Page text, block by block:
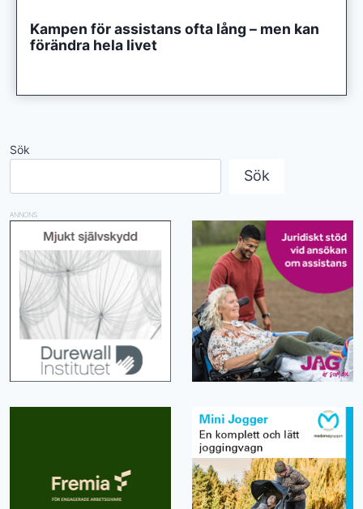
Kampen för assistans ofta lång – men kan
förändra hela livet
Sök
Sök
ANNONS